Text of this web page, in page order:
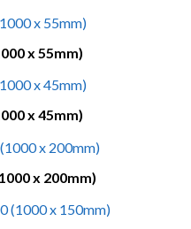
x 55mm)
x 45mm)
x 200mm)